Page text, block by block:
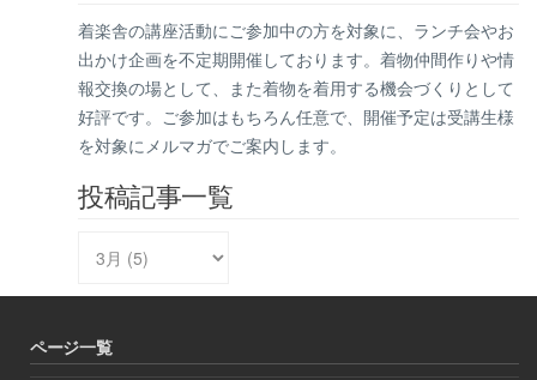
着楽舎の講座活動にご参加中の方を対象に、ランチ会やお
出かけ企画を不定期開催しております。着物仲間作りや情
報交換の場として、また着物を着用する機会づくりとして
好評です。ご参加はもちろん任意で、開催予定は受講生様
を対象にメルマガでご案内します。
投稿記事一覧
ページ一覧